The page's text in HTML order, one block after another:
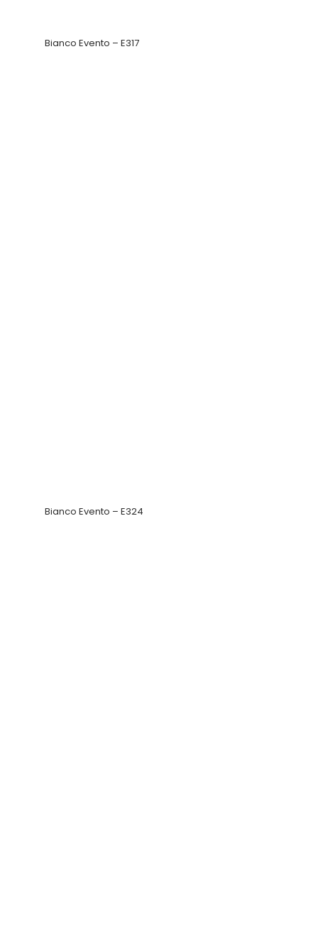
Bianco Evento – E317
Bianco Evento – E324